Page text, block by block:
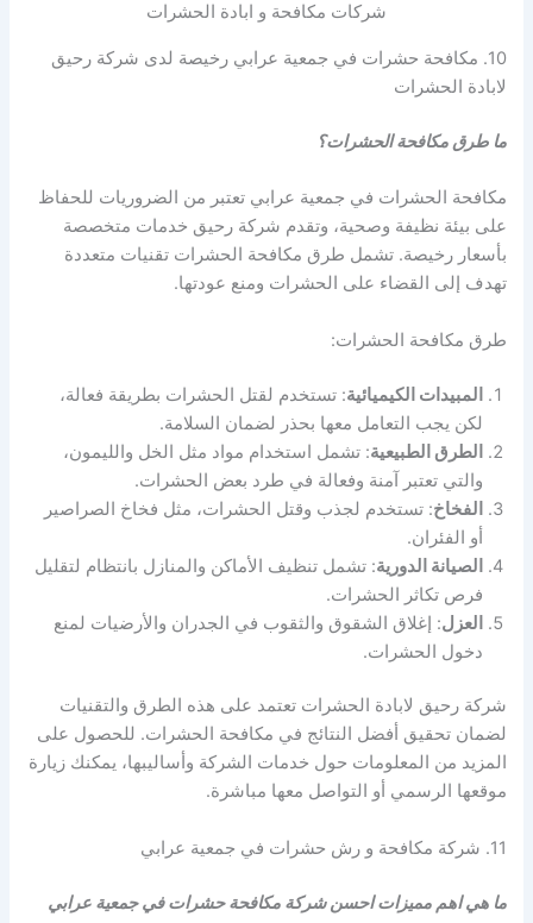
شركات مكافحة و ابادة الحشرات
10. مكافحة حشرات في جمعية عرابي رخيصة لدى شركة رحيق
لابادة الحشرات
ما طرق مكافحة الحشرات؟
مكافحة الحشرات في جمعية عرابي تعتبر من الضروريات للحفاظ
على بيئة نظيفة وصحية، وتقدم شركة رحيق خدمات متخصصة
بأسعار رخيصة. تشمل طرق مكافحة الحشرات تقنيات متعددة
تهدف إلى القضاء على الحشرات ومنع عودتها.
طرق مكافحة الحشرات:
المبيدات الكيميائية: تستخدم لقتل الحشرات بطريقة فعالة،
لكن يجب التعامل معها بحذر لضمان السلامة.
الطرق الطبيعية: تشمل استخدام مواد مثل الخل والليمون،
والتي تعتبر آمنة وفعالة في طرد بعض الحشرات.
الفخاخ: تستخدم لجذب وقتل الحشرات، مثل فخاخ الصراصير
أو الفئران.
الصيانة الدورية: تشمل تنظيف الأماكن والمنازل بانتظام لتقليل
فرص تكاثر الحشرات.
العزل: إغلاق الشقوق والثقوب في الجدران والأرضيات لمنع
دخول الحشرات.
شركة رحيق لابادة الحشرات تعتمد على هذه الطرق والتقنيات
لضمان تحقيق أفضل النتائج في مكافحة الحشرات. للحصول على
المزيد من المعلومات حول خدمات الشركة وأساليبها، يمكنك زيارة
موقعها الرسمي أو التواصل معها مباشرة.
11. شركة مكافحة و رش حشرات في جمعية عرابي
ما هي اهم مميزات احسن شركة مكافحة حشرات في جمعية عرابي